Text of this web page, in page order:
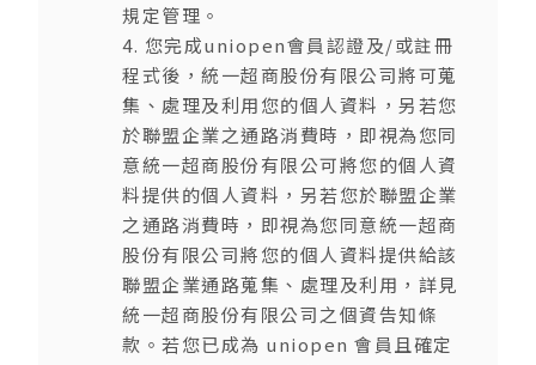
規定管理。
4. 您完成uniopen會員認證及/或註冊
程式後，統一超商股份有限公司將可蒐
集、處理及利用您的個人資料，另若您
於聯盟企業之通路消費時，即視為您同
意統一超商股份有限公可將您的個人資
料提供的個人資料，另若您於聯盟企業
之通路消費時，即視為您同意統一超商
股份有限公司將您的個人資料提供給該
聯盟企業通路蒐集、處理及利用，詳見
統一超商股份有限公司之個資告知條
款。若您已成為 uniopen 會員且確定